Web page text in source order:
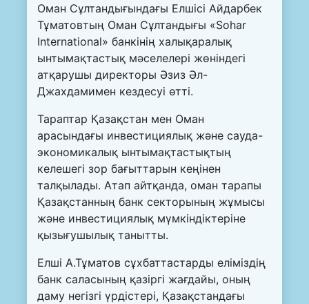
Оман Сұлтандығындағы Елшісі Айдарбек
Тұматовтың Оман Сұлтандығы «Sohar
International» банкінің халықаралық
ынтымақтастық мәселелері жөніндегі
атқарушы директоры Әзиз Әл-
Джахдамимен кездесуі өтті.
Тараптар Қазақстан мен Оман
арасындағы инвестициялық және сауда-
экономикалық ынтымақтастықтың
келешегі зор бағыттарын кеңінен
талқылады. Атап айтқанда, оман тарапы
Қазақстанның банк секторының жұмысы
және инвестициялық мүмкіндіктеріне
қызығушылық танытты.
Елші А.Тұматов сұхбаттастарды еліміздің
банк саласының қазіргі жағдайы, оның
даму негізгі үрдістері, Қазақстандағы